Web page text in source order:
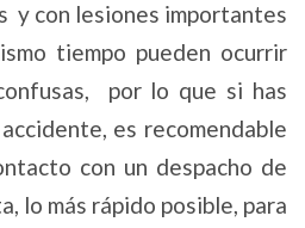
y con lesiones importantes
tiempo pueden ocurrir
por lo que si has
es recomendable
con un despacho de
lo más rápido posible, para